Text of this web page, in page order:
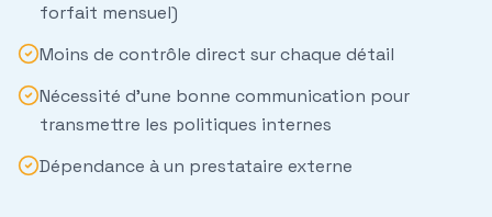
forfait mensuel)
Moins de contrôle direct sur chaque détail
Nécessité d'une bonne communication pour
transmettre les politiques internes
Dépendance à un prestataire externe